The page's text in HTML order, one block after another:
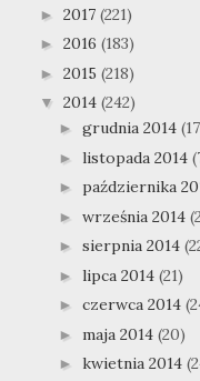
► 2017 (221)
► 2016 (183)
► 2015 (218)
▼ 2014 (242)
► grudnia 2014
► listopada 2014
► października
► września 2014
► sierpnia 2014
► lipca 2014 (21)
► czerwca 2014
► maja 2014 (20)
► kwietnia 2014